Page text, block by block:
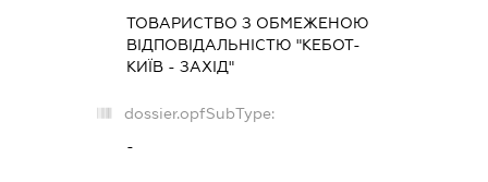
ТОВАРИСТВО З ОБМЕЖЕНОЮ
ВІДПОВІДАЛЬНІСТЮ "КЕБОТ-
КИЇВ - ЗАХІД"
dossier.opfSubType:
-